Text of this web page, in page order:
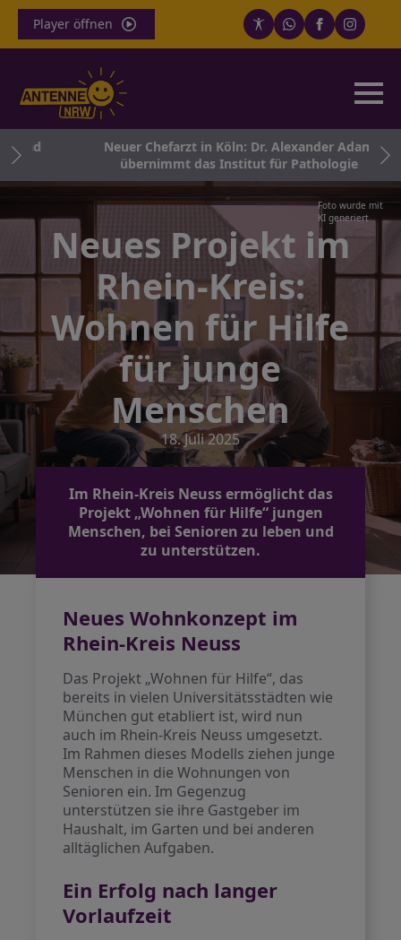
Player öffnen
Neuer Chefarzt in Köln: Dr. Alexander Adam
übernimmt das Institut für Pathologie
Foto wurde mit
KI generiert
Neues Projekt im
Rhein-Kreis:
Wohnen für Hilfe
für junge
Menschen
18. Juli 2025
Im Rhein-Kreis Neuss ermöglicht das
Projekt „Wohnen für Hilfe“ jungen
Menschen, bei Senioren zu leben und
zu unterstützen.
Neues Wohnkonzept im
Rhein-Kreis Neuss
Das Projekt „Wohnen für Hilfe“, das
bereits in vielen Universitätsstädten wie
München gut etabliert ist, wird nun
auch im Rhein-Kreis Neuss umgesetzt.
Im Rahmen dieses Modells ziehen junge
Menschen in die Wohnungen von
Senioren ein. Im Gegenzug
unterstützen sie ihre Gastgeber im
Haushalt, im Garten und bei anderen
alltäglichen Aufgaben.
Ein Erfolg nach langer
Vorlaufzeit